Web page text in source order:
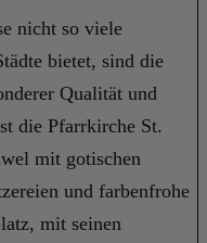
nicht so viele
bietet, sind die
Qualität und
die Pfarrkirche St.
mit gotischen
und farbenfrohe
mit seinen